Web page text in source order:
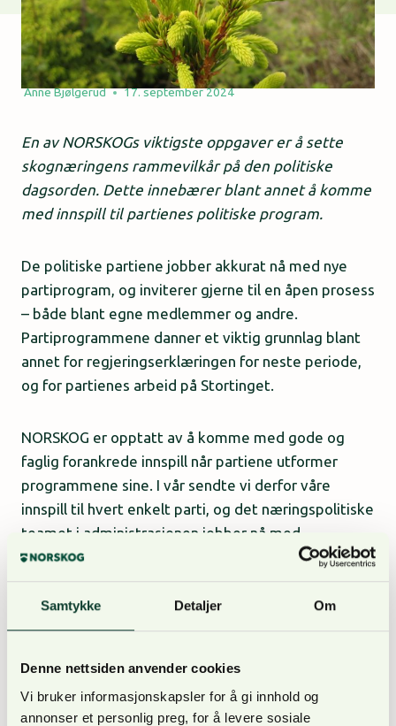
Samtykke Detaljer Om
Denne nettsiden anvender cookies
Vi bruker informasjonskapsler for å gi innhold og
annonser et personlig preg, for å levere sosiale
Anne Bjølgerud 17. september 2024
En av NORSKOGs viktigste oppgaver er å sette
skognæringens rammevilkår på den politiske
dagsorden. Dette innebærer blant annet å komme
med innspill til partienes politiske program.
De politiske partiene jobber akkurat nå med nye
partiprogram, og inviterer gjerne til en åpen prosess
– både blant egne medlemmer og andre.
Partiprogrammene danner et viktig grunnlag blant
annet for regjeringserklæringen for neste periode,
og for partienes arbeid på Stortinget.
NORSKOG er opptatt av å komme med gode og
faglig forankrede innspill når partiene utformer
programmene sine. I vår sendte vi derfor våre
innspill til hvert enkelt parti, og det næringspolitiske
teamet i administrasjonen jobber nå med
oppfølgingen av disse.
Oppfordrer til engasjement
I tillegg til å sende innspill til hvert enkelt parti, har
prioriterte budskap til partiene.